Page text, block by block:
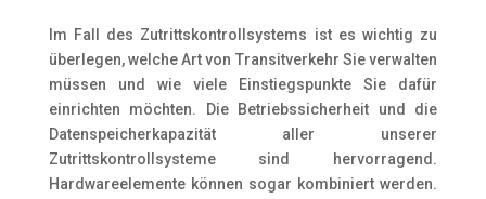
Im Fall des Zutrittskontrollsystems ist es wichtig zu
überlegen, welche Art von Transitverkehr Sie verwalten
müssen und wie viele Einstiegspunkte Sie dafür
einrichten möchten. Die Betriebssicherheit und die
Datenspeicherkapazität aller unserer
Zutrittskontrollsysteme sind hervorragend.
Hardwareelemente können sogar kombiniert werden.